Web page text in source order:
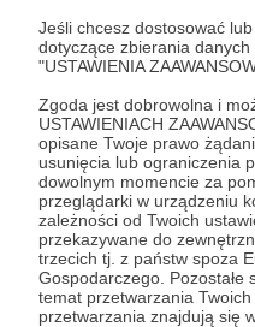
Jeśli chcesz dostosować
dotyczące zbierania
"USTAWIENIA
Zgoda jest dobrowolna i
USTAWIENIACH
opisane Twoje prawo
usunięcia lub ograniczenia
dowolnym momencie za
przeglądarki w urządzeniu
zależności od Twoich
przekazywane do
trzecich tj. z państw spoza
Gospodarczego. Pozostałe
temat przetwarzania
przetwarzania znajdują się
Dołącz do
Wesprzyj